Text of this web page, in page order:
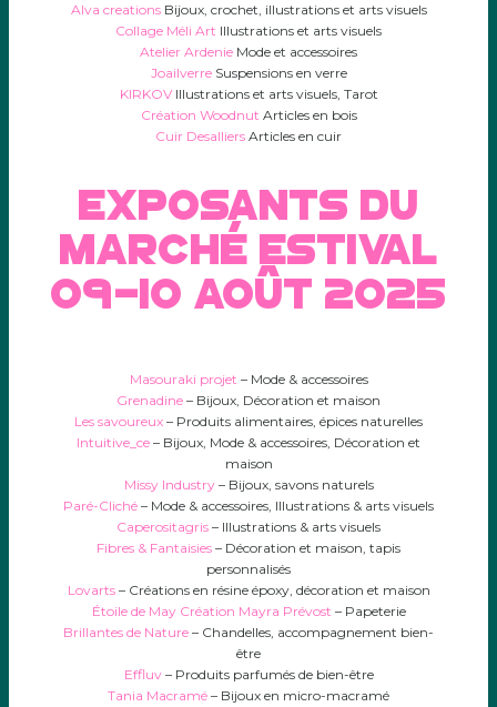
Alva creationsBijoux, crochet, illustrations et arts visuels
Collage Méli Art Illustrations et arts visuels
Atelier Ardenie Mode et accessoires
JoailverreSuspensions en verre
KIRKOVIllustrations et arts visuels, Tarot
Création Woodnut Articles en bois
Cuir Desalliers Articles en cuir
exposants du
marché estival
09-10 août 2025
Masouraki projet – Mode & accessoires
Grenadine – Bijoux, Décoration et maison
Les savoureux – Produits alimentaires, épices naturelles
Intuitive_ce – Bijoux, Mode & accessoires, Décoration et
maison
Missy Industry– Bijoux, savons naturels
Paré-Cliché – Mode & accessoires, Illustrations & arts visuels
Caperositagris – Illustrations & arts visuels
Fibres & Fantaisies – Décoration et maison, tapis
personnalisés
Lovarts– Créations en résine époxy, décoration et maison
Étoile de May Création Mayra Prévost – Papeterie
Brillantes de Nature – Chandelles, accompagnement bien-
être
Effluv– Produits parfumés de bien-être
Tania Macramé – Bijoux en micro-macramé